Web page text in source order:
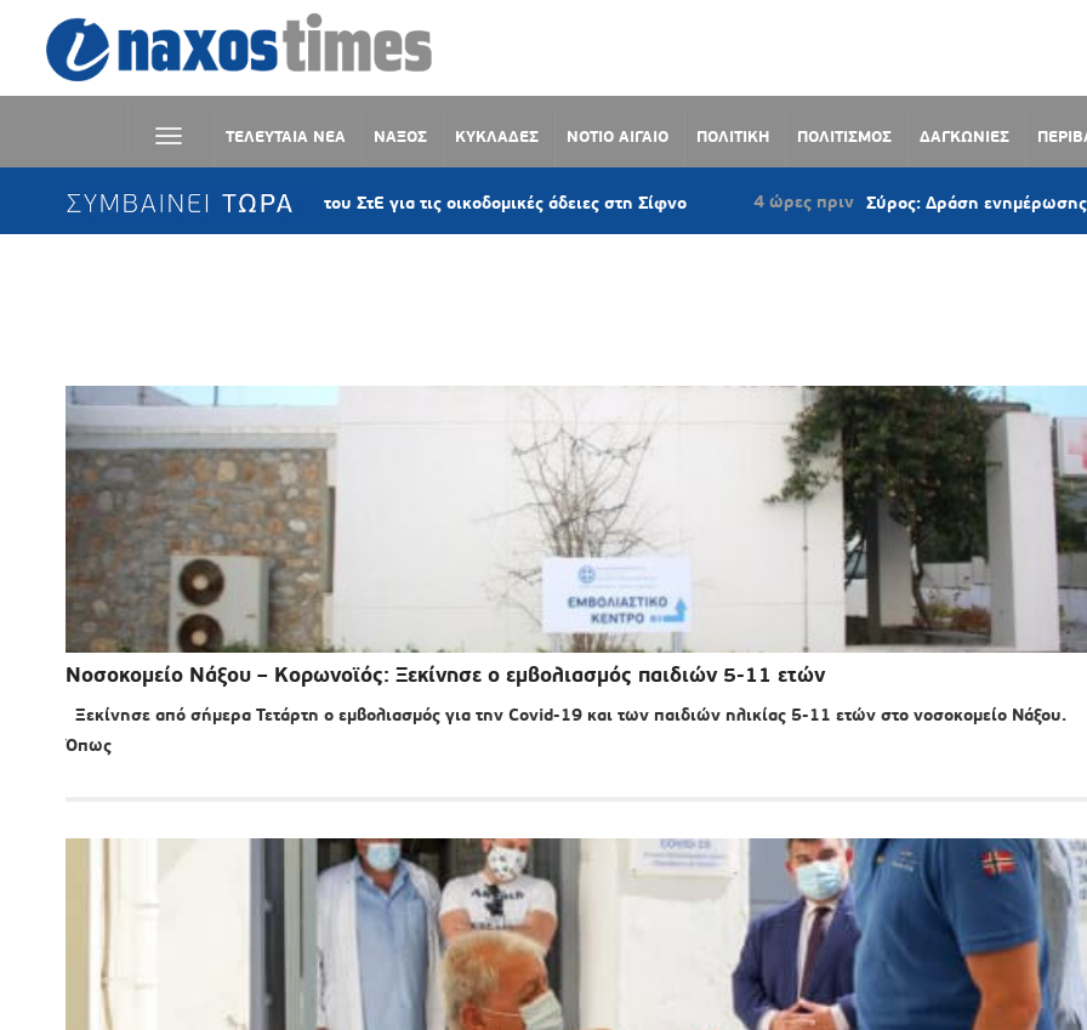
ΤΕΛΕΥΤΑΙΑ ΝΕΑ ΝΑΞΟΣ ΚΥΚΛΑΔΕΣ ΝΟΤΙΟ ΑΙΓΑΙΟ ΠΟΛΙΤΙΚΗ ΠΟΛΙΤΙΣΜΟΣ ΔΑΓΚΩΝΙΕΣ
ΣΥΜΒΑΙΝΕΙ ΤΩΡΑ
Δεύτερη παρέμβαση του ΣτΕ για τις οικοδομικές άδειες στη Σίφνο 4 ώρες πριν Σύρος: Δράση ενημέρωσης για την
Νοσοκομείο Νάξου – Κορωνοϊός: Ξεκίνησε ο εμβολιασμός παιδιών 5-11 ετών
Ξεκίνησε από σήμερα Τετάρτη ο εμβολιασμός για την Covid-19 και των παιδιών ηλικίας 5-11 ετών στο νοσοκομείο Νάξου.
Όπως